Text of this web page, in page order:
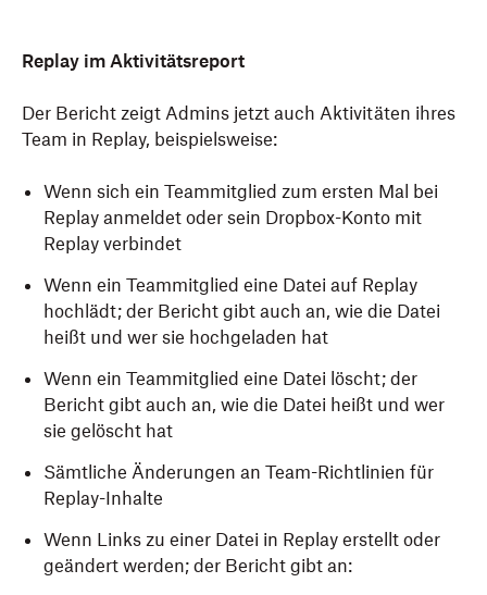
Replay im Aktivitätsreport
Der Bericht zeigt Admins jetzt auch Aktivitäten ihres
Team in Replay, beispielsweise:
Wenn sich ein Teammitglied zum ersten Mal bei
Replay anmeldet oder sein Dropbox-Konto mit
Replay verbindet
Wenn ein Teammitglied eine Datei auf Replay
hochlädt; der Bericht gibt auch an, wie die Datei
heißt und wer sie hochgeladen hat
Wenn ein Teammitglied eine Datei löscht; der
Bericht gibt auch an, wie die Datei heißt und wer
sie gelöscht hat
Sämtliche Änderungen an Team-Richtlinien für
Replay-Inhalte
Wenn Links zu einer Datei in Replay erstellt oder
geändert werden; der Bericht gibt an: